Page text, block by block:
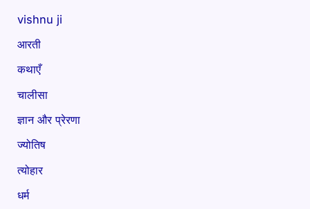
vishnu ji
आरती
कथाएँ
चालीसा
ज्ञान और प्रेरणा
ज्योतिष
त्योहार
धर्म